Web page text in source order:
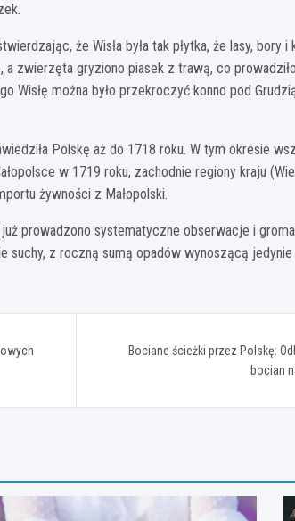
że Wisła była tak płytka, że lasy, bory i
a zwierzęta gryziono piasek z trawą, co
Wisłę można było przekroczyć konno pod
Polskę aż do 1718 roku. W tym okresie
w 1719 roku, zachodnie regiony kraju
żywności z Małopolski.
prowadzono systematyczne obserwacje i
suchy, z roczną sumą opadów wynoszącą jedynie
Bociane ścieżki przez Polskę:
bocian